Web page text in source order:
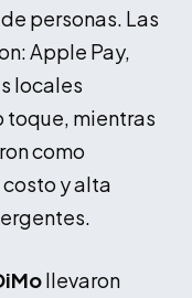
personas. Las
Apple Pay,
locales
toque, mientras
como
y alta
llevaron